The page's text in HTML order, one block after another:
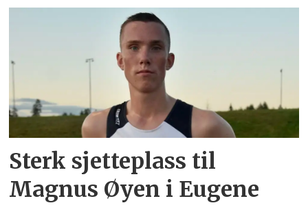
Sterk sjetteplass til
Magnus Øyen i Eugene